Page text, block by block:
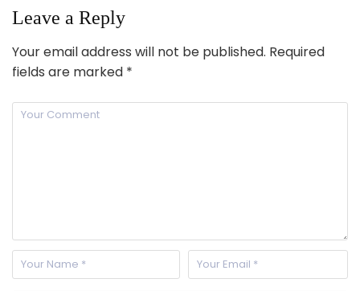
Leave a Reply
Your email address will not be published. Required
fields are marked *